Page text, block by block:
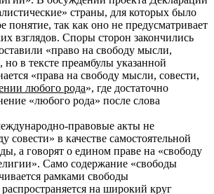
страны, для которых было
понятие, так как оно не предусматривает
взглядов. Споры сторон закончились
«право на свободу мысли,
но в тексте преамбулы указанной
«права на свободу мысли, совести,
любого рода», где достаточно
«любого рода» после слова
правовые акты не
совести» в качестве самостоятельной
а говорят о едином праве на «свободу
Само содержание «свободы
рамками свободы
на широкий круг